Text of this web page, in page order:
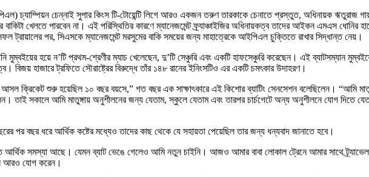
চ্যাম্পিয়ন চেন্নাই সুপার কিংস টি-টোয়েন্টি লিগে আরও একজন তরুণ তারকাকে চেনাতে প্রস্তুত, অধিনায়ক ঋতুরাজ
খেলতে পারবেন না। এই পরিস্থিতির কারণে ম্যানেজমেন্ট ফ্র্যাঞ্চাইজির অধিনায়কত্ব তাদের আইকন এমএস
ট্রায়ালের পর, সিএসকে ম্যানেজমেন্ট মরসুমের বাকি সময়ের জন্য মাহাত্রেকে আইপিএল চুক্তিতে রাখার সিদ্ধান্ত নেয়।
হয়ে ন’টি প্রথম-শ্রেণীর ম্যাচ খেলেছেন, দু’টি সেঞ্চুরি এবং একটি হাফসেঞ্চুরি করেছেন। এই ব্যাটসম্যান
হাজারে ট্রফিতে সৌরাষ্ট্রের বিরুদ্ধে তাঁর ১৪৮ রানের ইনিংসটিও এর একটি চমৎকার উদাহরণ।
ক্রিকেট শুরু হয়েছিল ১০ বছর বয়সে,” গত বছর এক সাক্ষাৎকারে এই কিশোর ব্যাটিং সেনসেশন বলেছিলেন। “আমি
তাই সকালে আমি মাতুঙ্গায় অনুশীলনের জন্য যেতাম, স্কুলে যেতাম এবং তারপর চার্চগেটে অন্য অনুশীলনে যোগ দিতে
পর বছর ধরে আর্থিক কষ্টের মধ্যেও তাদের কাছ থেকে যে সহায়তা পেয়েছিল তার জন্য ধন্যবাদ জানাতে হবে।
আর্থিক সমস্যা আছে। যেমন ব্যাট ভেঙে গেলেও আমি নতুন চাইনি। আজও আমার বাবা লোকাল ট্রেনে আমার সাথে
আরও যোগ করেন।